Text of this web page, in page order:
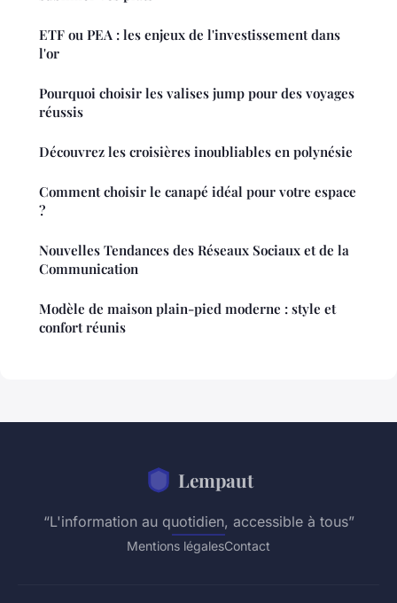
ETF ou PEA : les enjeux de l'investissement dans
l'or
Pourquoi choisir les valises jump pour des voyages
réussis
Découvrez les croisières inoubliables en polynésie
Comment choisir le canapé idéal pour votre espace
?
Nouvelles Tendances des Réseaux Sociaux et de la
Communication
Modèle de maison plain-pied moderne : style et
confort réunis
Lempaut
“L'information au quotidien, accessible à tous”
Mentions légalesContact